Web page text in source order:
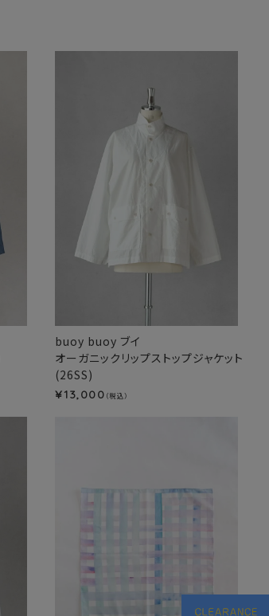
buoy buoy ブイ
オーガニックリップストップジャケット
(26SS)
¥ 13,000 （税込）